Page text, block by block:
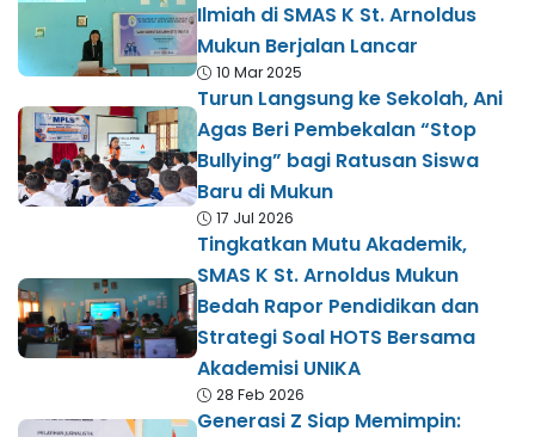
Ilmiah di SMAS K St. Arnoldus
Mukun Berjalan Lancar
10 Mar 2025
Turun Langsung ke Sekolah, Ani
Agas Beri Pembekalan “Stop
Bullying” bagi Ratusan Siswa
Baru di Mukun
17 Jul 2026
Tingkatkan Mutu Akademik,
SMAS K St. Arnoldus Mukun
Bedah Rapor Pendidikan dan
Strategi Soal HOTS Bersama
Akademisi UNIKA
28 Feb 2026
Generasi Z Siap Memimpin: